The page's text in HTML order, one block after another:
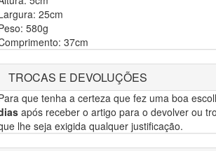
25cm
580g
37cm
TROCAS E DEVOLUÇÕES
que tenha a certeza que fez uma boa
após receber o artigo para o devolver ou
lhe seja exigida qualquer justificação.